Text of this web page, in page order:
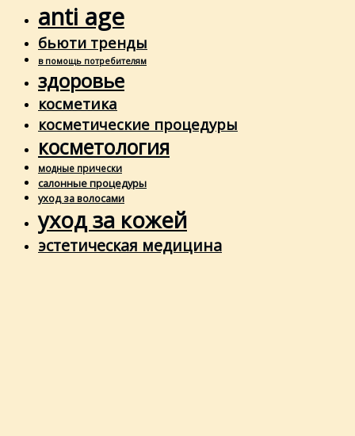
anti age
бьюти тренды
в помощь потребителям
здоровье
косметика
косметические процедуры
косметология
модные прически
салонные процедуры
уход за волосами
уход за кожей
эстетическая медицина